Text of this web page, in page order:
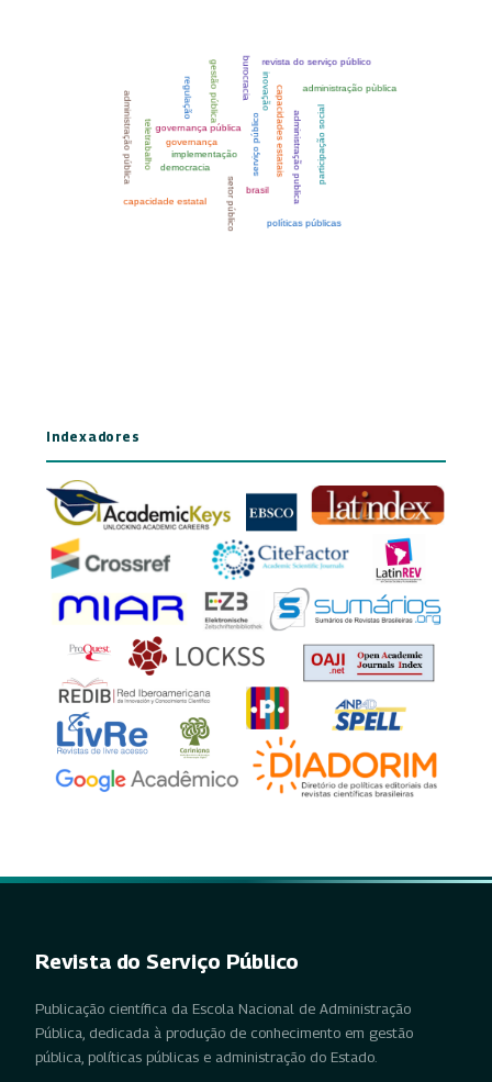
Indexadores
Revista do Serviço Público
Publicação científica da Escola Nacional de Administração
Pública, dedicada à produção de conhecimento em gestão
pública, políticas públicas e administração do Estado.